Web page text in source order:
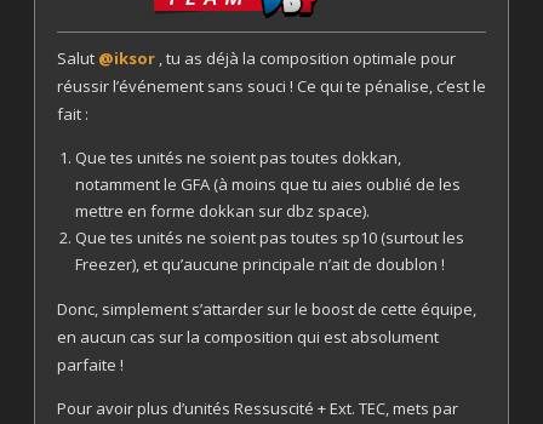
Salut @iksor , tu as déjà la composition optimale pour
réussir l’événement sans souci ! Ce qui te pénalise, c’est le
fait :
Que tes unités ne soient pas toutes dokkan,
notamment le GFA (à moins que tu aies oublié de les
mettre en forme dokkan sur dbz space).
Que tes unités ne soient pas toutes sp10 (surtout les
Freezer), et qu’aucune principale n’ait de doublon !
Donc, simplement s’attarder sur le boost de cette équipe,
en aucun cas sur la composition qui est absolument
parfaite !
Pour avoir plus d’unités Ressuscité + Ext. TEC, mets par